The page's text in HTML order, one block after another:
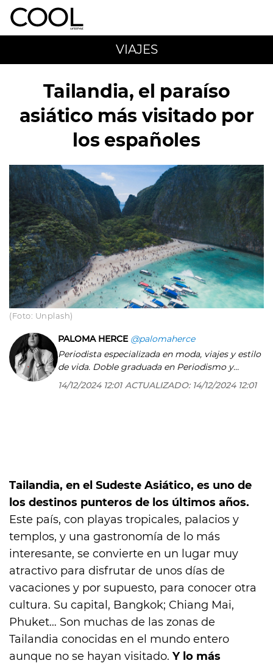
VIAJES
Tailandia, el paraíso
asiático más visitado por
los españoles
(Foto: Unplash)
PALOMA HERCE @palomaherce
Periodista especializada en moda, viajes y estilo
de vida. Doble graduada en Periodismo y
Publicidad y Relaciones Públicas por la
Universidad CEU San Pablo, Máster COPE de
escribía poesía pero eso no cuenta. Mi leit
motiv en la profesión y en la vida es una frase
de Diana Vreeland: 'the eye has to travel'.
14/12/2024 12:01 ACTUALIZADO: 14/12/2024 12:01
Tailandia, en el Sudeste Asiático, es uno de
los destinos punteros de los últimos años.
Este país, con playas tropicales, palacios y
templos, y una gastronomía de lo más
interesante, se convierte en un lugar muy
atractivo para disfrutar de unos días de
vacaciones y por supuesto, para conocer otra
cultura. Su capital, Bangkok; Chiang Mai,
Phuket… Son muchas de las zonas de
Tailandia conocidas en el mundo entero
aunque no se hayan visitado. Y lo más